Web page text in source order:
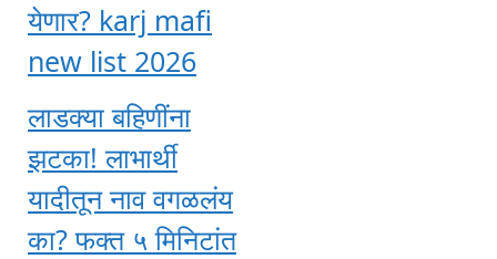
येणार? karj mafi
new list 2026
लाडक्या बहिणींना
झटका! लाभार्थी
यादीतून नाव वगळलंय
का? फक्त ५ मिनिटांत